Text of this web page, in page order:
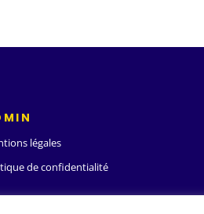
légales
de confidentialité